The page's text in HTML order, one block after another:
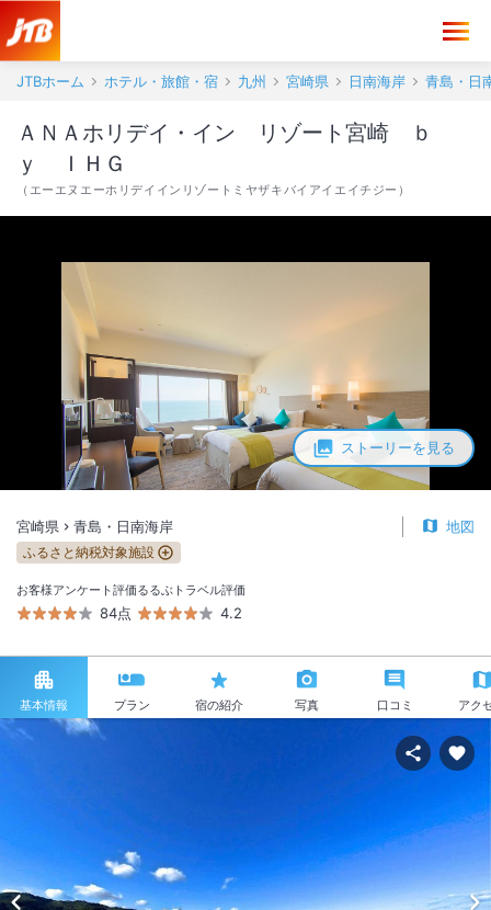
JTBホーム ホテル・旅館・宿 九州 宮崎県 日南海岸 青島・日
ストーリーを見る
ＡＮＡホリデイ・イン リゾート宮崎 ｂ
ｙ ＩＨＧ
（ エーエヌエーホリデイインリゾートミヤザキバイアイエイチジー ）
宮崎県 青島・日南海岸 地図
ふるさと納税対象施設
お客様アンケート評価
84点
るるぶトラベル評価
4.2
基本情報 プラン 宿の紹介 写真 口コミ アク